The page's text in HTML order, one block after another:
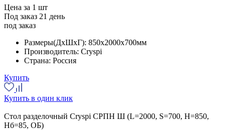
Цена за 1 шт
Под заказ 21 день
под заказ
Размеры(ДхШхГ): 850x2000x700мм
Производитель: Cryspi
Страна: Россия
Купить
Купить в один клик
Стол разделочный Cryspi СРПН Ш (L=2000, S=700, H=850,
Hб=85, ОБ)